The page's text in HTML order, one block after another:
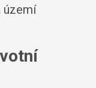
území